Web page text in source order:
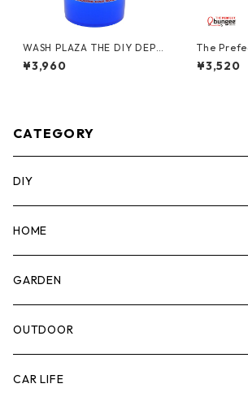
WASH PLAZA THE DIY DEPO
T 5gal バケット フタ付き 05
GLTDD-WASH
¥3,960
The
ェクトバ
ル バンジ
¥3,520
CATEGORY
DIY
マーカー
計測機器
腰袋・ツールホルスター
工具箱
HOME
5ガロンバケツ
キッチン
日用品
GARDEN
剪定ばさみ
ガーデンツール
OUTDOOR
スツール
CAR LIFE